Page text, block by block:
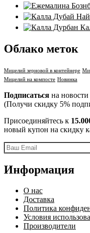
Облако меток
Мицелий зерновой в контейнере
Мицелий на компосте Новинка
Подписаться на новости
(Получи скидку 5%
Присоединяйтесь к
новый купон на скидку
Информация
О нас
Доставка
Политика
Условия
Производители